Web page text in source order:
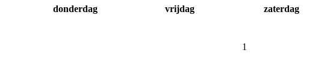
donderdag vrijdag zaterdag
1